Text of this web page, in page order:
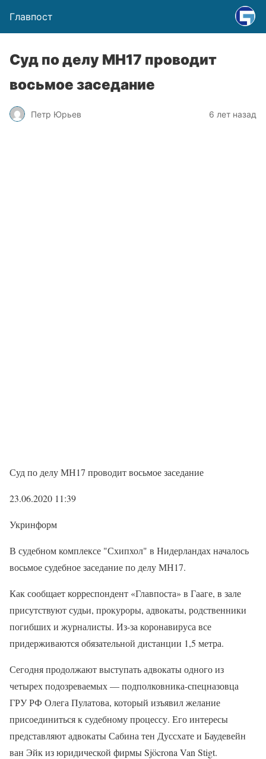
Главпост
Суд по делу МН17 проводит
восьмое заседание
Петр Юрьев 6 лет назад
Суд по делу МН17 проводит восьмое заседание
23.06.2020 11:39
Укринформ
В судебном комплексе "Схипхол" в Нидерландах началось
восьмое судебное заседание по делу МН17.
Как сообщает корреспондент «Главпоста» в Гааге, в зале
присутствуют судьи, прокуроры, адвокаты, родственники
погибших и журналисты. Из-за коронавируса все
придерживаются обязательной дистанции 1,5 метра.
Сегодня продолжают выступать адвокаты одного из
четырех подозреваемых — подполковника-спецназовца
ГРУ РФ Олега Пулатова, который изъявил желание
присоединиться к судебному процессу. Его интересы
представляют адвокаты Сабина тен Дуссхате и Баудевейн
ван Эйк из юридической фирмы Sjöcrona Van Stigt.